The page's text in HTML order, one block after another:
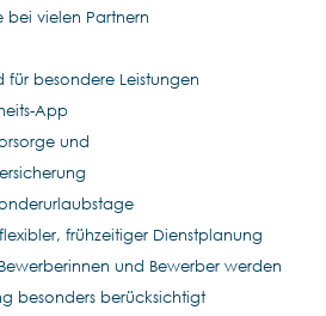
bei vielen Partnern
für besondere Leistungen
App
und
frühzeitiger Dienstplanung
und Bewerber werden
besonders berücksichtigt